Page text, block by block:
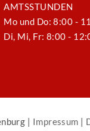
AMTSSTUNDEN
Mo und Do: 8:00 -
Di, Mi, Fr: 8:00 -
| Impressum